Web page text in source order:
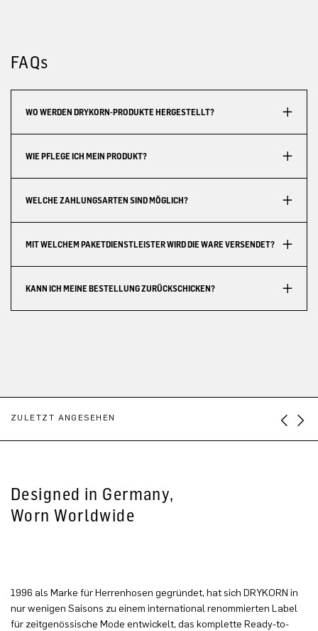
FAQs
WO WERDEN DRYKORN-PRODUKTE HERGESTELLT?
WIE PFLEGE ICH MEIN PRODUKT?
WELCHE ZAHLUNGSARTEN SIND MÖGLICH?
MIT WELCHEM PAKETDIENSTLEISTER WIRD DIE WARE VERSENDET?
KANN ICH MEINE BESTELLUNG ZURÜCKSCHICKEN?
ZULETZT ANGESEHEN
Designed in Germany,
Worn Worldwide
1996 als Marke für Herrenhosen gegründet, hat sich DRYKORN in
nur wenigen Saisons zu einem international renommierten Label
für zeitgenössische Mode entwickelt, das komplette Ready-to-